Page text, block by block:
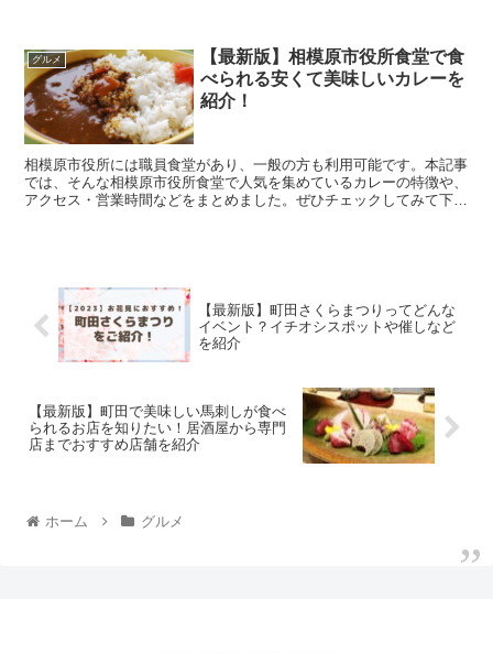
グルメ
【最新版】相模原市役所食堂で食
べられる安くて美味しいカレーを
紹介！
相模原市役所には職員食堂があり、一般の方も利用可能です。本記事
では、そんな相模原市役所食堂で人気を集めているカレーの特徴や、
アクセス・営業時間などをまとめました。ぜひチェックしてみて下さ
【最新版】町田さくらまつりってどんな
イベント？イチオシスポットや催しなど
を紹介
【最新版】町田で美味しい馬刺しが食べ
られるお店を知りたい！居酒屋から専門
店までおすすめ店舗を紹介
ホーム グルメ